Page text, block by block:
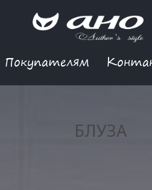
Покупателям
БЛУЗА